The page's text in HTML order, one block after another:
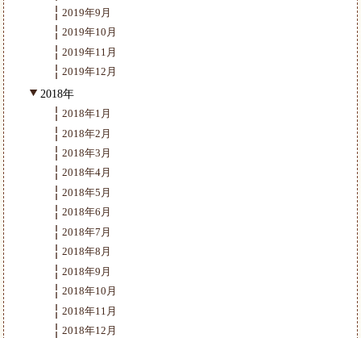
2019年9月
2019年10月
2019年11月
2019年12月
2018年
2018年1月
2018年2月
2018年3月
2018年4月
2018年5月
2018年6月
2018年7月
2018年8月
2018年9月
2018年10月
2018年11月
2018年12月